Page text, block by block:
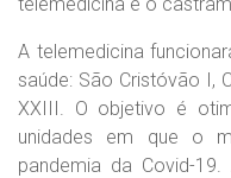
A telemedicina
saúde: São Cristóvão I,
XXIII. O objetivo é
unidades em que o
pandemia da Covid-